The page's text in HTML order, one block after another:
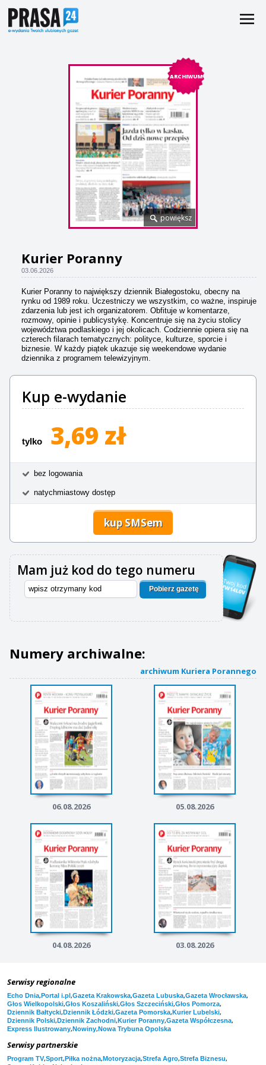
ARCHIWUM
powiększ
Kurier Poranny
03.06.2026
Kurier Poranny to największy dziennik Białegostoku, obecny na
rynku od 1989 roku. Uczestniczy we wszystkim, co ważne, inspiruje
zdarzenia lub jest ich organizatorem. Obfituje w komentarze,
rozmowy, opinie i publicystykę. Koncentruje się na życiu stolicy
województwa podlaskiego i jej okolicach. Codziennie opiera się na
czterech filarach tematycznych: polityce, kulturze, sporcie i
biznesie. W każdy piątek ukazuje się weekendowe wydanie
dziennika z programem telewizyjnym.
Kup e-wydanie
tylko 3,69 zł
bez logowania
natychmiastowy dostęp
kup SMSem
Mam już kod do tego numeru
Pobierz gazetę
Numery archiwalne:
archiwum Kuriera Porannego
06.08.2026 05.08.2026
04.08.2026 03.08.2026
Serwisy regionalne
Echo Dnia,Portal i.pl,Gazeta Krakowska,Gazeta Lubuska,Gazeta Wrocławska,
Głos Wielkopolski,Głos Koszaliński,Głos Szczeciński,Głos Pomorza,
Dziennik Bałtycki,Dziennik Łódzki,Gazeta Pomorska,Kurier Lubelski,
Dziennik Polski,Dziennik Zachodni,Kurier Poranny,Gazeta Współczesna,
Express Ilustrowany,Nowiny,Nowa Trybuna Opolska
Serwisy partnerskie
Program TV,Sport,Piłka nożna,Motoryzacja,Strefa Agro,Strefa Biznesu,